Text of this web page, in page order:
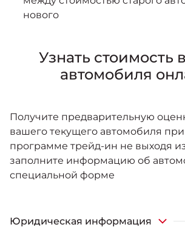
нового
Узнать стоимость
автомобиля
Получите предварительную
вашего текущего автомобиля при
программе трейд-ин не выходя
заполните информацию об
специальной форме
Юридическая информация